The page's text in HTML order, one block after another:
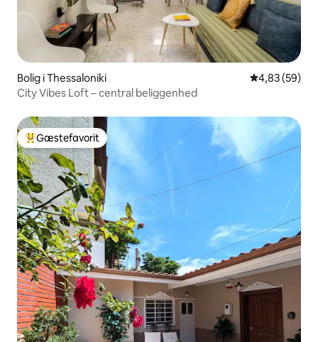
Bolig i Thessaloniki 4,83 ud af 5 i
4,83 (59)
City Vibes Loft – central beliggenhed
Bedste gæstefavorit
Gæstefavorit